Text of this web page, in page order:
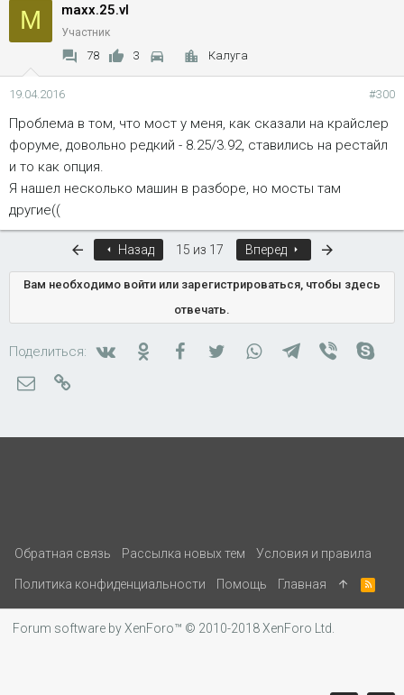
M maxx.25.vl
Участник
78 3 Калуга
19.04.2016 #300
Проблема в том, что мост у меня, как сказали на крайслер
форуме, довольно редкий - 8.25/3.92, ставились на рестайл
и то как опция.
Я нашел несколько машин в разборе, но мосты там
другие((
ПервыйНазад 15 из 17 Вперед
Вам необходимо войти или зарегистрироваться, чтобы здесь
отвечать.
Поделиться: ВконтактеОдноклассники
FacebookTwitterWhatsAppTelegram
Viber
Электронная почта
Обратная связь Рассылка новых тем Условия и правила
Политика конфиденциальности Помощь Главная
R
S
Forum software by XenForo™ © 2010-2018 XenForo Ltd.